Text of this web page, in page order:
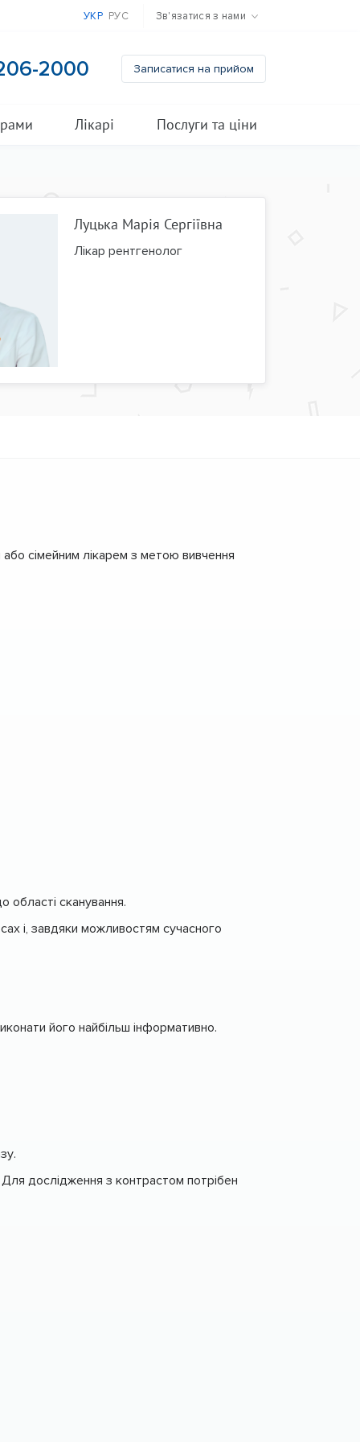
УКР РУС Зв'язатися з нами
2000 Записатися на прийом
Лікарі Послуги та ціни
Луцька Марія Сергіївна
Лікар рентгенолог
сімейним лікарем з метою вивчення
області сканування.
і, завдяки можливостям сучасного
його найбільш інформативно.
дослідження з контрастом потрібен